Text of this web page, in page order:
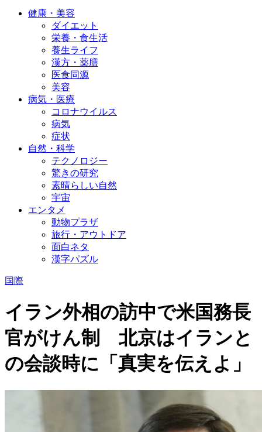
健康・美容
ダイエット
栄養・食生活
養生ライフ
漢方・薬膳
医食同源
美容
病気・医療
コロナウイルス
病気
症状
自然・科学
テクノロジー
驚きの研究
素晴らしい自然
宇宙
エンタメ
動物プラザ
旅行・アウトドア
面白ネタ
漢字パズル
国際
イラン外相の訪中で米国務長
官がけん制 北京はイランと
の会談時に「真実を伝えよ」